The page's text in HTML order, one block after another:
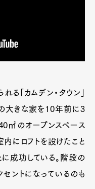
る「カムデン・タウン」
の大きな家を10年前に3
㎡のオープンスペース
内にロフトを設けたこと
成功している。階段の
セントになっているのも